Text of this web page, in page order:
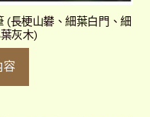
長梗山礬、細葉白門、細
灰木)
容